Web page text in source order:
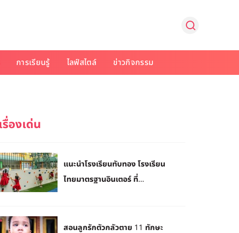
การเรียนรู้ ไลฟ์สไตล์ ข่าวกิจกรรม
แนะนำโรงเรียนทับทอง โรงเรียน
ไทยมาตรฐานอินเตอร์ ที่...
สอนลูกรักตัวกลัวตาย 11 ทักษะ